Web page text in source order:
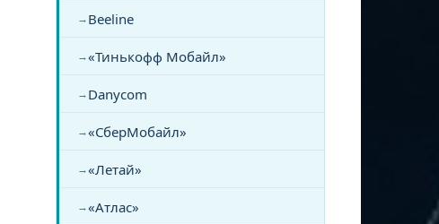
Beeline
«Тинькофф Мобайл»
Danycom
«СберМобайл»
«Летай»
«Атлас»